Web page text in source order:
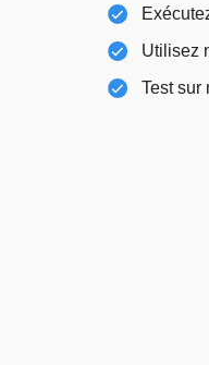
Utilisez
Test sur